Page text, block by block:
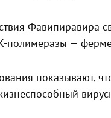
Фавипиравира
полимеразы —
показывают,